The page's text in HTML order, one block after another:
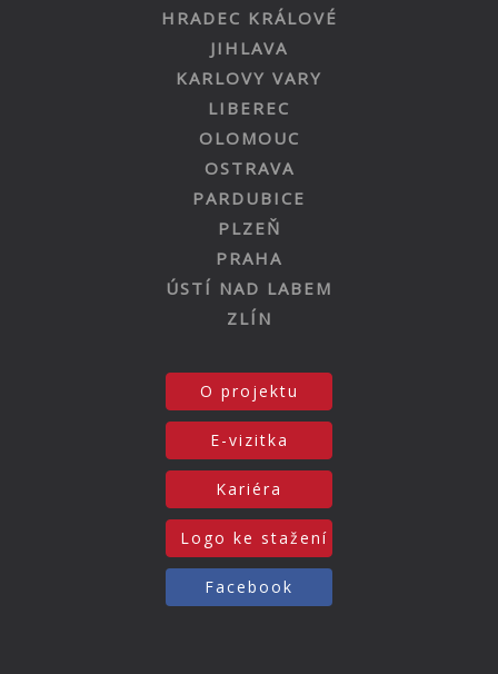
HRADEC KRÁLOVÉ
JIHLAVA
KARLOVY VARY
LIBEREC
OLOMOUC
OSTRAVA
PARDUBICE
PLZEŇ
PRAHA
ÚSTÍ NAD LABEM
ZLÍN
O projektu
E-vizitka
Kariéra
Logo ke stažení
Facebook